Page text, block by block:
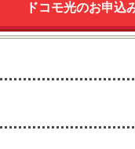
ドコモ光のお申込